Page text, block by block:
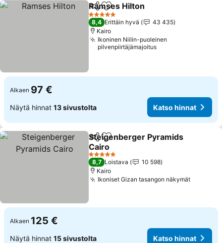
Jaa Lisää suosikkeihin
Ramses Hilton
5 Tähtiluokitus
8,4 Erittäin hyvä
43 435
Kairo
Ikoninen Niilin-puoleinen
pilvenpiirtäjämajoitus
Alkaen 97 €
Näytä hinnat 13 sivustolta Katso hinnat
Jaa Lisää suosikkeihin
Steigenberger Pyramids
Cairo
Katso hinnat
5 Tähtiluokitus
8,7 Loistava
10 598
Kairo
Ikoniset Gizan tasangon näkymätKatso
Alkaen 125 €
Näytä hinnat 15 sivustolta Katso hinnat